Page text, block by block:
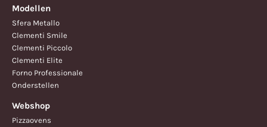
Modellen
Sfera Metallo
Clementi Smile
Clementi Piccolo
Clementi Elite
Forno Professionale
Onderstellen
Webshop
Pizzaovens